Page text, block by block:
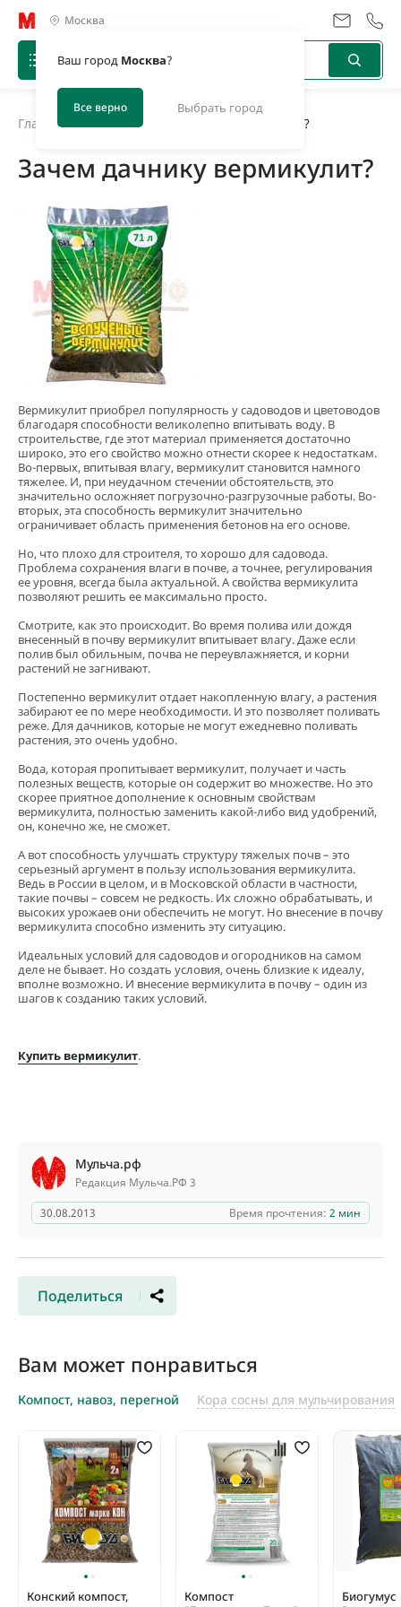
Москва
Ваш город Москва?
Все верно Выбрать город
Главная Зачем дачнику вермикулит?
Зачем дачнику вермикулит?
Вермикулит приобрел популярность у садоводов и цветоводов
благодаря способности великолепно впитывать воду. В
строительстве, где этот материал применяется достаточно
широко, это его свойство можно отнести скорее к недостаткам.
Во-первых, впитывая влагу, вермикулит становится намного
тяжелее. И, при неудачном стечении обстоятельств, это
значительно осложняет погрузочно-разгрузочные работы. Во-
вторых, эта способность вермикулит значительно
ограничивает область применения бетонов на его основе.
Но, что плохо для строителя, то хорошо для садовода.
Проблема сохранения влаги в почве, а точнее, регулирования
ее уровня, всегда была актуальной. А свойства вермикулита
позволяют решить ее максимально просто.
Смотрите, как это происходит. Во время полива или дождя
внесенный в почву вермикулит впитывает влагу. Даже если
полив был обильным, почва не переувлажняется, и корни
растений не загнивают.
Постепенно вермикулит отдает накопленную влагу, а растения
забирают ее по мере необходимости. И это позволяет поливать
реже. Для дачников, которые не могут ежедневно поливать
растения, это очень удобно.
Вода, которая пропитывает вермикулит, получает и часть
полезных веществ, которые он содержит во множестве. Но это
скорее приятное дополнение к основным свойствам
вермикулита, полностью заменить какой-либо вид удобрений,
он, конечно же, не сможет.
А вот способность улучшать структуру тяжелых почв – это
серьезный аргумент в пользу использования вермикулита.
Ведь в России в целом, и в Московской области в частности,
такие почвы – совсем не редкость. Их сложно обрабатывать, и
высоких урожаев они обеспечить не могут. Но внесение в почву
вермикулита способно изменить эту ситуацию.
Идеальных условий для садоводов и огородников на самом
деле не бывает. Но создать условия, очень близкие к идеалу,
вполне возможно. И внесение вермикулита в почву – один из
шагов к созданию таких условий.
Купить вермикулит.
Мульча.рф
Редакция Мульча.РФ 3
30.08.2013
Время прочтения: 2 мин
Поделиться
Вам может понравиться
Компост, навоз, перегной Кора сосны для мульчирования
Конский компост,
Компост
Биогумус